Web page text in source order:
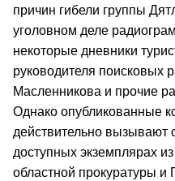
причин гибели группы
уголовном деле
некоторые дневники
руководителя поисковых
Масленникова и прочие
Однако опубликованные
действительно вызывают
доступных экземплярах
областной прокуратуры